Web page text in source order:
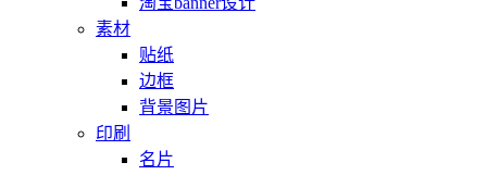
素材
贴纸
边框
背景图片
印刷
名片